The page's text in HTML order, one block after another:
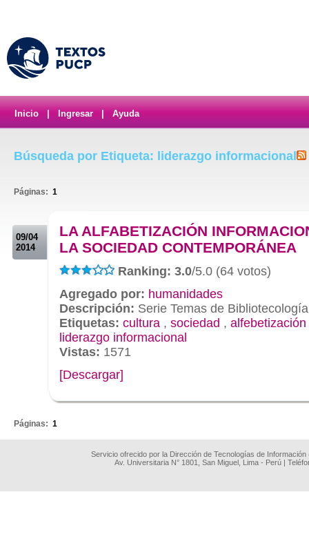
Inicio Ingresar Ayuda
Búsqueda por Etiqueta: liderazgo informacional
Páginas: 1
09/04
2014
LA ALFABETIZACIÓN
LA SOCIEDAD CONTEMPORÁNEA
Ranking: 3.0/5.0 (64 votos)
Agregado por: humanidades
Descripción: Serie Temas de
Etiquetas: cultura , sociedad ,
liderazgo informacional
Vistas: 1571
[Descargar]
Páginas: 1
Servicio ofrecido por la Dirección de Tecnologías de
Av. Universitaria N° 1801, San Miguel, Lima - Perú |